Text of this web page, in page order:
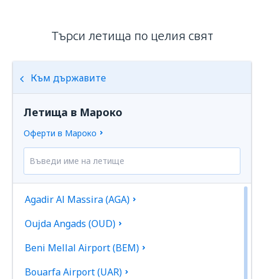
Търси летища по целия свят
Към държавите
Летища в Мароко
Оферти в Мароко
Agadir Al Massira (AGA)
Oujda Angads (OUD)
Beni Mellal Airport (BEM)
Bouarfa Airport (UAR)